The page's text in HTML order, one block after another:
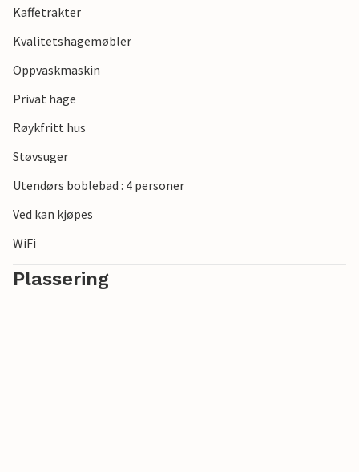
Kaffetrakter
Kvalitetshagemøbler
Oppvaskmaskin
Privat hage
Røykfritt hus
Støvsuger
Utendørs boblebad : 4 personer
Ved kan kjøpes
WiFi
Plassering